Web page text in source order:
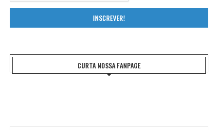
INSCREVER!
CURTA NOSSA FANPAGE